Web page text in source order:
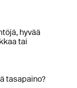
hyvää
tai
tasapaino?